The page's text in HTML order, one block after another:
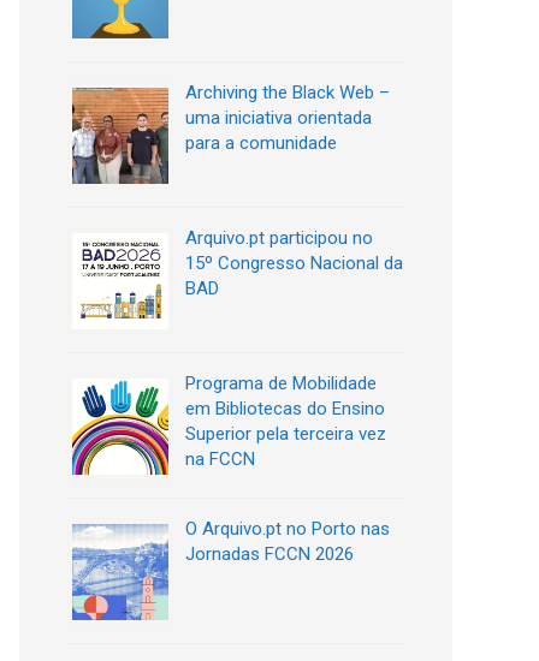
Archiving the Black Web –
uma iniciativa orientada
para a comunidade
Arquivo.pt participou no
15º Congresso Nacional da
BAD
Programa de Mobilidade
em Bibliotecas do Ensino
Superior pela terceira vez
na FCCN
O Arquivo.pt no Porto nas
Jornadas FCCN 2026